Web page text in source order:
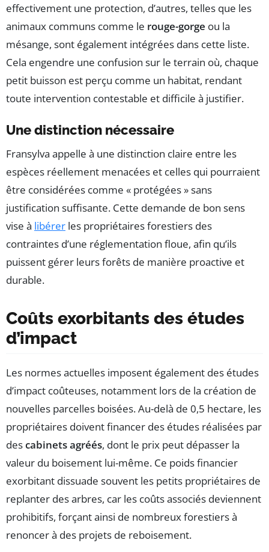
effectivement une protection, d’autres, telles que les
animaux communs comme le rouge-gorge ou la
mésange, sont également intégrées dans cette liste.
Cela engendre une confusion sur le terrain où, chaque
petit buisson est perçu comme un habitat, rendant
toute intervention contestable et difficile à justifier.
Une distinction nécessaire
Fransylva appelle à une distinction claire entre les
espèces réellement menacées et celles qui pourraient
être considérées comme « protégées » sans
justification suffisante. Cette demande de bon sens
vise à libérer les propriétaires forestiers des
contraintes d’une réglementation floue, afin qu’ils
puissent gérer leurs forêts de manière proactive et
durable.
Coûts exorbitants des études
d’impact
Les normes actuelles imposent également des études
d’impact coûteuses, notamment lors de la création de
nouvelles parcelles boisées. Au-delà de 0,5 hectare, les
propriétaires doivent financer des études réalisées par
descabinets agréés, dont le prix peut dépasser la
valeur du boisement lui-même. Ce poids financier
exorbitant dissuade souvent les petits propriétaires de
replanter des arbres, car les coûts associés deviennent
prohibitifs, forçant ainsi de nombreux forestiers à
renoncer à des projets de reboisement.